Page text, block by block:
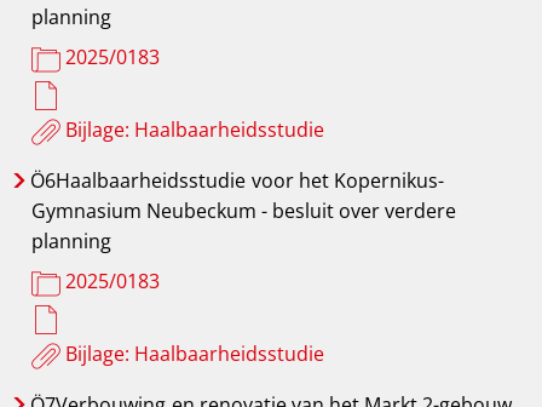
planning
2025/0183
Bijlage: Haalbaarheidsstudie
Ö6Haalbaarheidsstudie voor het Kopernikus-
Gymnasium Neubeckum - besluit over verdere
planning
2025/0183
Bijlage: Haalbaarheidsstudie